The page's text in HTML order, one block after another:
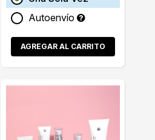
Autoenvío
AGREGAR AL CARRITO